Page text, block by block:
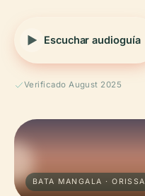
Escuchar audioguía
Verificado August 2025
BATA MANGALA · ORISSA